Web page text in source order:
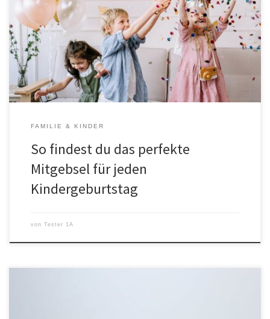
Kindergeburtstag ist für die kleinen Gäste immer ein aufregendes
Ereignis. Neben Spielen, Kuchen und Geschenken für das
Geburtstagskind freuen sich die Kinder auch auf eine kleine
Überraschung zum Abschied – das Mitgebsel. Es ist eine schöne
Geste, den kleinen Gästen […]
FAMILIE & KINDER
So findest du das perfekte
Mitgebsel für jeden
Kindergeburtstag
von Tester 1A